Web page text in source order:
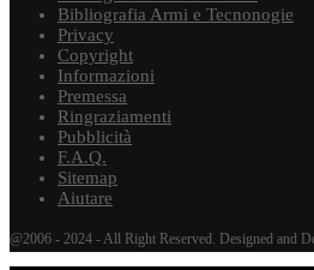
Bibliografia Armi e Tecnonogie
Privacy
Copyright
Informazioni
Premessa
Ringraziamenti
Pubblicità
F.A.Q.
Sitemap
Aiutare
@2006 - 2024 - All Right Reserved. Designed and